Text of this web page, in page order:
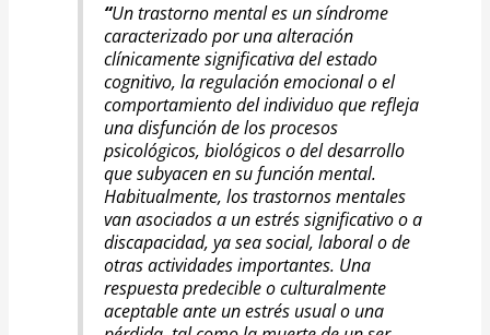
“Un trastorno mental es un síndrome
caracterizado por una alteración
clínicamente significativa del estado
cognitivo, la regulación emocional o el
comportamiento del individuo que refleja
una disfunción de los procesos
psicológicos, biológicos o del desarrollo
que subyacen en su función mental.
Habitualmente, los trastornos mentales
van asociados a un estrés significativo o a
discapacidad, ya sea social, laboral o de
otras actividades importantes. Una
respuesta predecible o culturalmente
aceptable ante un estrés usual o una